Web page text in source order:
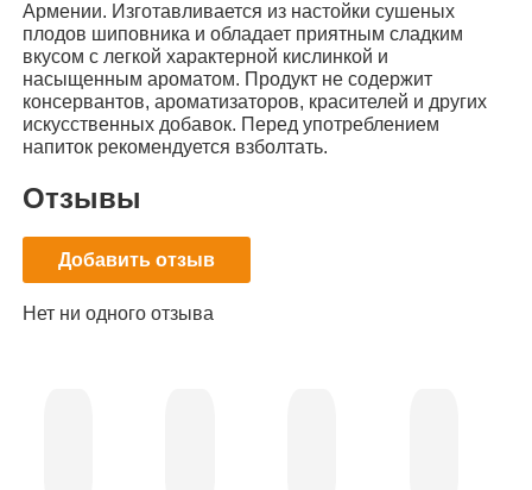
Армении. Изготавливается из настойки сушеных
плодов шиповника и обладает приятным сладким
вкусом с легкой характерной кислинкой и
насыщенным ароматом. Продукт не содержит
консервантов, ароматизаторов, красителей и других
искусственных добавок. Перед употреблением
напиток рекомендуется взболтать.
Отзывы
Добавить отзыв
Нет ни одного отзыва